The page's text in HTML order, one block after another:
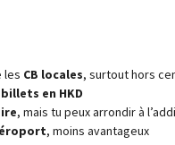
les CB locales, surtout hors
billets en HKD
, mais tu peux arrondir à
, moins avantageux